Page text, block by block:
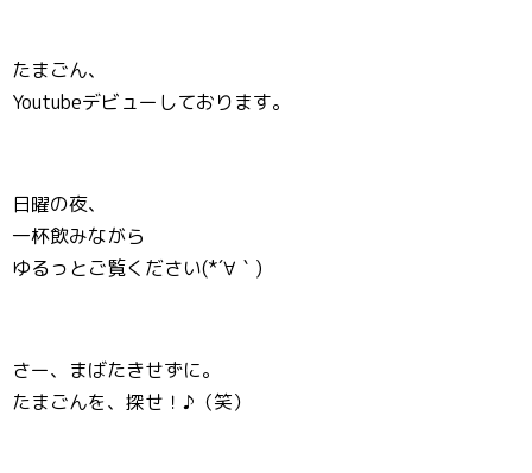
たまごん、
Youtubeデビューしております。
日曜の夜、
一杯飲みながら
ゆるっとご覧ください(*´∀｀)
さー、まばたきせずに。
たまごんを、探せ！♪（笑）